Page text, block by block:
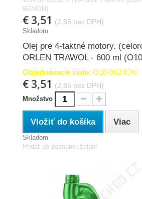
€ 3,51 (2,85 bez DPH)
Skladom
Olej pre 4-taktné motory.
ORLEN TRAWOL - 600 ml
Objednávacie číslo: O10-9624ON
€ 3,51 (2,85 bez DPH)
Množstvo
Vložiť do košíka Viac
Skladom
Pridať do zoznamu želaní